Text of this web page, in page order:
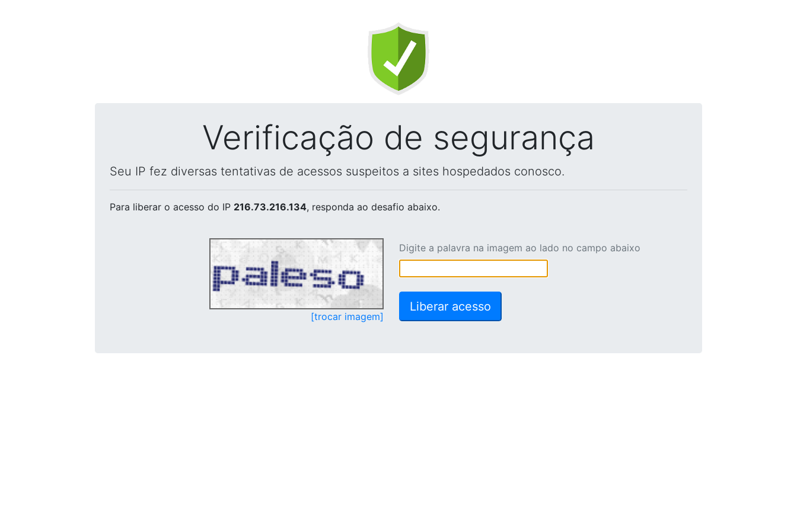
Verificação de segurança
Seu IP fez diversas tentativas de acessos suspeitos a sites hospedados conosco.
Para liberar o acesso do IP 216.73.216.134, responda ao desafio abaixo.
[trocar imagem]
Digite a palavra na imagem ao lado no campo abaixo